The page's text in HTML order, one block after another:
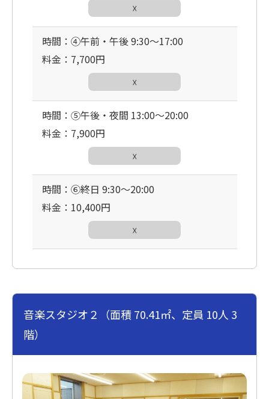
☓
時間：④午前・午後 9:30〜17:00
料金：7,700円
☓
時間：⑤午後・夜間 13:00〜20:00
料金：7,900円
☓
時間：⑥終日 9:30〜20:00
料金：10,400円
☓
音楽スタジオ２（面積 70.41㎡、定員 10人 3
階）